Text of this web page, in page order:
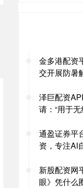
金多港配资
交开展防暑
泽巨配资
请：“用于
通盈证券平
资，专注AI
新股配资网
眼》凭什么